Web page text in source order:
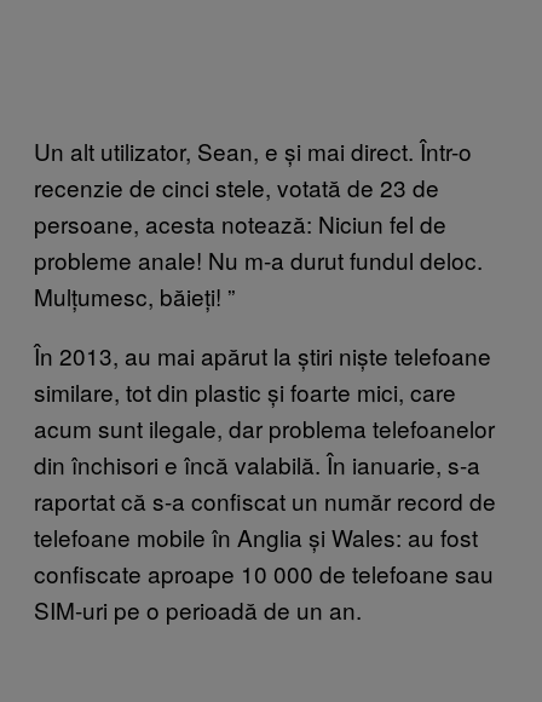
Un alt utilizator, Sean, e și mai direct. Într-o
recenzie de cinci stele, votată de 23 de
persoane, acesta notează: Niciun fel de
probleme anale! Nu m-a durut fundul deloc.
Mulțumesc, băieți! ”
În 2013, au mai apărut la știri niște telefoane
similare, tot din plastic și foarte mici, care
acum sunt ilegale, dar problema telefoanelor
din închisori e încă valabilă. În ianuarie, s-a
raportat că s-a confiscat un număr record de
telefoane mobile în Anglia și Wales: au fost
confiscate aproape 10 000 de telefoane sau
SIM-uri pe o perioadă de un an.